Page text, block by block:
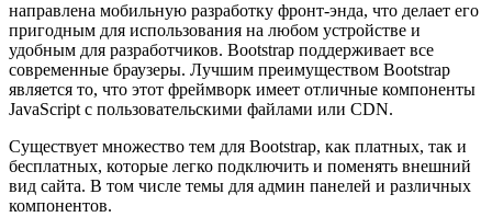
направлена мобильную разработку фронт-энда, что делает его
пригодным для использования на любом устройстве и
удобным для разработчиков. Bootstrap поддерживает все
современные браузеры. Лучшим преимуществом Bootstrap
является то, что этот фреймворк имеет отличные компоненты
JavaScript с пользовательскими файлами или CDN.
Существует множество тем для Bootstrap, как платных, так и
бесплатных, которые легко подключить и поменять внешний
вид сайта. В том числе темы для админ панелей и различных
компонентов.